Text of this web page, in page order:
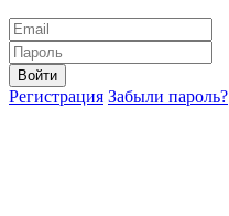
Войти
Регистрация Забыли пароль?